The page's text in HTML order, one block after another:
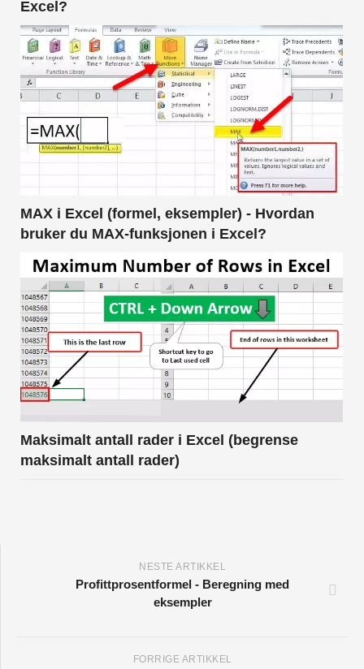
Excel?
MAX i Excel (formel, eksempler) - Hvordan
bruker du MAX-funksjonen i Excel?
Maksimalt antall rader i Excel (begrense
maksimalt antall rader)
NESTE ARTIKKEL
Profittprosentformel - Beregning med
eksempler
FORRIGE ARTIKKEL